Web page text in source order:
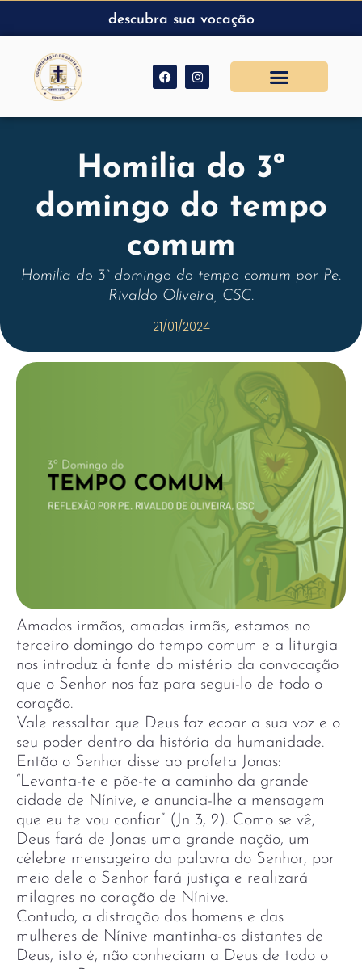
descubra sua vocação
Homilia do 3º
domingo do tempo
comum
Homilia do 3° domingo do tempo comum por Pe.
Rivaldo Oliveira, CSC.
21/01/2024
Amados irmãos, amadas irmãs, estamos no
terceiro domingo do tempo comum e a liturgia
nos introduz à fonte do mistério da convocação
que o Senhor nos faz para segui-lo de todo o
coração.
Vale ressaltar que Deus faz ecoar a sua voz e o
seu poder dentro da história da humanidade.
Então o Senhor disse ao profeta Jonas:
“Levanta-te e põe-te a caminho da grande
cidade de Nínive, e anuncia-lhe a mensagem
que eu te vou confiar” (Jn 3, 2). Como se vê,
Deus fará de Jonas uma grande nação, um
célebre mensageiro da palavra do Senhor, por
meio dele o Senhor fará justiça e realizará
milagres no coração de Nínive.
Contudo, a distração dos homens e das
mulheres de Nínive mantinha-os distantes de
Deus, isto é, não conheciam a Deus de todo o